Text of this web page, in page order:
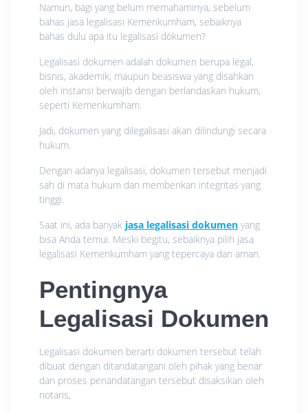
Namun, bagi yang belum memahaminya, sebelum
bahas jasa legalisasi Kemenkumham, sebaiknya
bahas dulu apa itu legalisasi dokumen?
Legalisasi dokumen adalah dokumen berupa legal,
bisnis, akademik, maupun beasiswa yang disahkan
oleh instansi berwajib dengan berlandaskan hukum,
seperti Kemenkumham.
Jadi, dokumen yang dilegalisasi akan dilindungi secara
hukum.
Dengan adanya legalisasi, dokumen tersebut menjadi
sah di mata hukum dan memberikan integritas yang
tinggi.
Saat ini, ada banyak jasa legalisasi dokumen yang
bisa Anda temui. Meski begitu, sebaiknya pilih jasa
legalisasi Kemenkumham yang tepercaya dan aman.
Pentingnya
Legalisasi Dokumen
Legalisasi dokumen berarti dokumen tersebut telah
dibuat dengan ditandatangani oleh pihak yang benar
dan proses penandatangan tersebut disaksikan oleh
notaris,